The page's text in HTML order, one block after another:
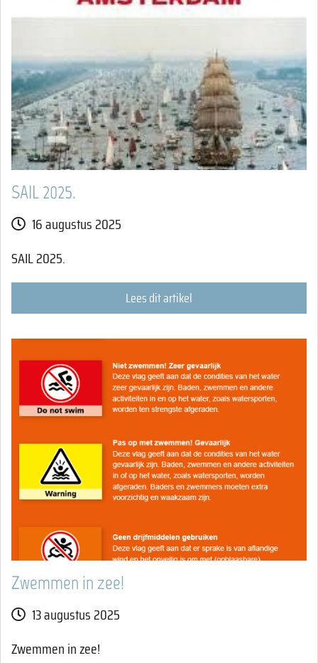
SAIL 2025.
16 augustus 2025
SAIL 2025.
Lees dit artikel
Zwemmen in zee!
13 augustus 2025
Zwemmen in zee!